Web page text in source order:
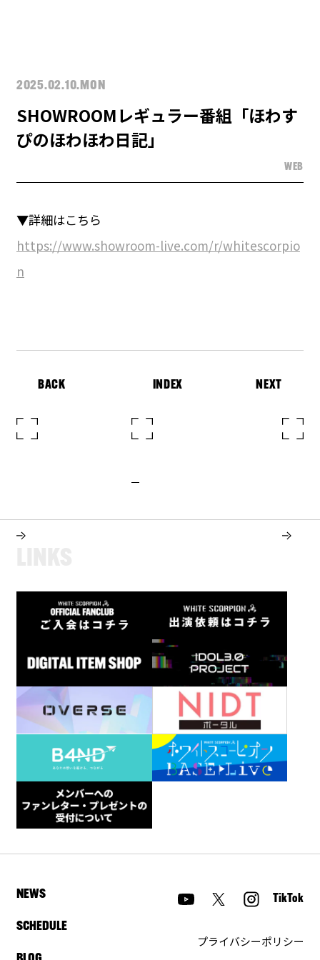
2025.02.10.MON
SHOWROOMレギュラー番組「ほわす
ぴのほわほわ日記」
WEB
▼詳細はこちら
https://www.showroom-live.com/r/whitescorpio
n
BACK INDEX NEXT
NEWS
SCHEDULE
TikTok
プライバシーポリシー